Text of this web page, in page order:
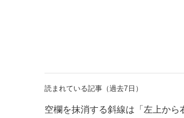
ー・アンダーソン
スタイルシート ストリーミン
読まれている記事（過去7日）
空欄を抹消する斜線は「左上から